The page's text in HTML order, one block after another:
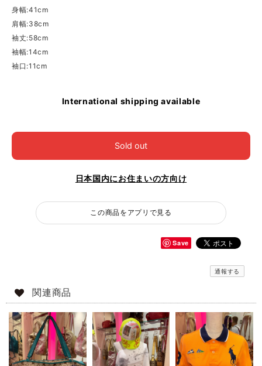
身幅:41cm
肩幅:38cm
袖丈:58cm
袖幅:14cm
袖口:11cm
International shipping available
Sold out
日本国内にお住まいの方向け
この商品をアプリで見る
Save
通報する
関連商品